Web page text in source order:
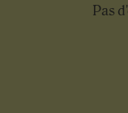
Pas